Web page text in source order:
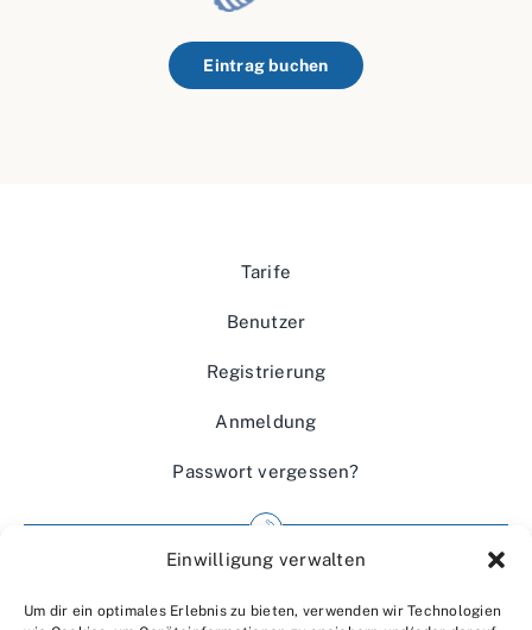
Einwilligung verwalten
Um dir ein optimales Erlebnis zu bieten, verwenden wir Technologien
Eintrag buchen
Tarife
Benutzer
Registrierung
Anmeldung
Passwort vergessen?